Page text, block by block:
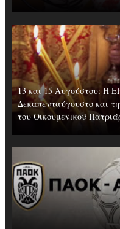
13 και 15 Αυγούστου: Η
Δεκαπενταύγουστο και
του Οικουμενικού